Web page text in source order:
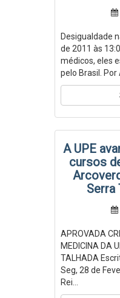
Desigualdade
de 2011 às
médicos, eles
pelo Brasil. Por
A UPE
cursos
Serra
APROVADA
MEDICINA DA
TALHADA
Seg, 28 de
Rei...